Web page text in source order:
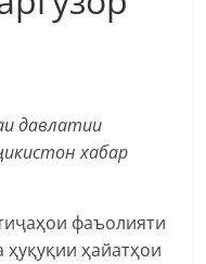
давлатии
хабар
фаъолияти
ҳуқуқии ҳайатҳои